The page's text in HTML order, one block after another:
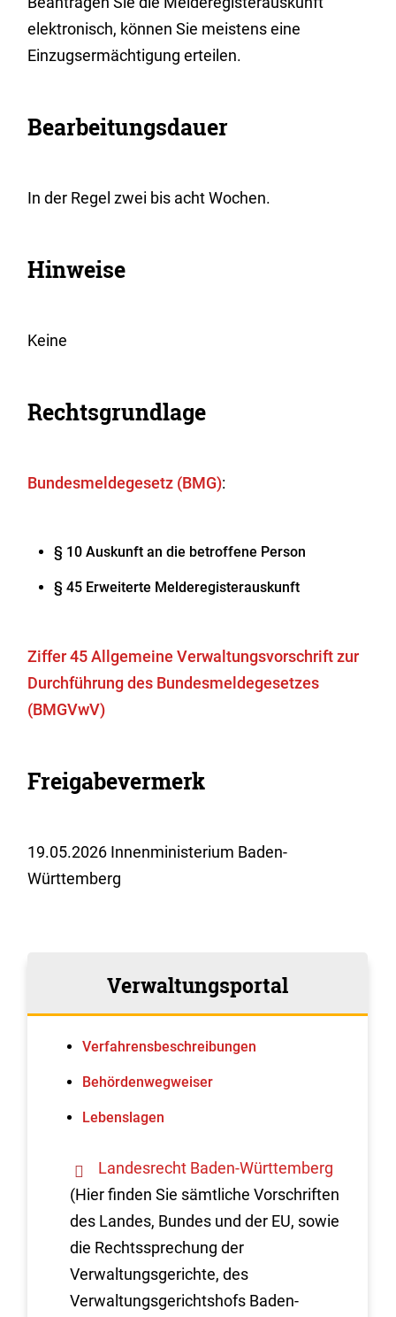
elektronisch, können Sie meistens eine
Einzugsermächtigung erteilen.
Bearbeitungsdauer
In der Regel zwei bis acht Wochen.
Hinweise
Keine
Rechtsgrundlage
Bundesmeldegesetz (BMG):
§ 10 Auskunft an die betroffene Person
§ 45 Erweiterte Melderegisterauskunft
Ziffer 45 Allgemeine Verwaltungsvorschrift zur
Durchführung des Bundesmeldegesetzes
(BMGVwV)
Freigabevermerk
19.05.2026 Innenministerium Baden-
Württemberg
Verwaltungsportal
Verfahrens­beschreibungen
Behördenwegweiser
Lebenslagen
Landesrecht Baden-Württemberg
(Hier finden Sie sämtliche Vorschriften
des Landes, Bundes und der EU, sowie
die Rechtssprechung der
Verwaltungsgerichte, des
Verwaltungsgerichtshofs Baden-